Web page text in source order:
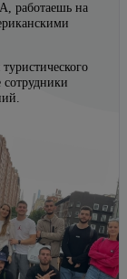
работаешь на